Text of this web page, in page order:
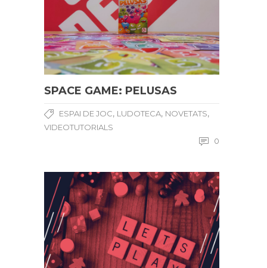
SPACE GAME: PELUSAS
ESPAI DE JOC, LUDOTECA, NOVETATS,
VIDEOTUTORIALS
0